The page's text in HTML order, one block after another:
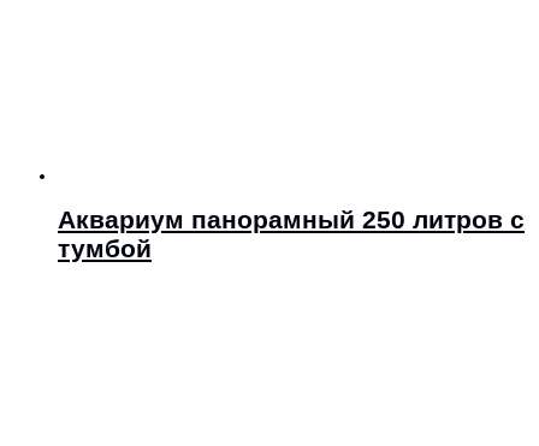
Аквариум панорамный 250 литров с
тумбой